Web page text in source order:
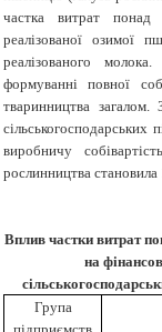
частка витрат понад
реалізованої озимої
реалізованого
формуванні повної
тваринництва
сільськогосподарських
виробничу
рослинництва
Вплив частки витрат
на
Група